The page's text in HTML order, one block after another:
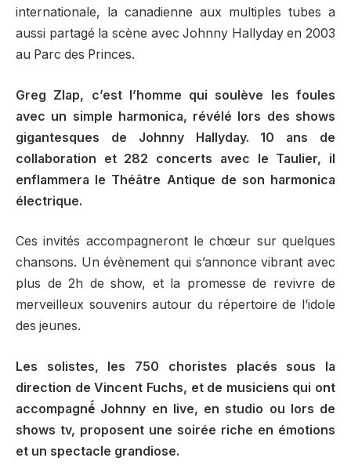
internationale, la canadienne aux multiples tubes a
aussi partagé la scène avec Johnny Hallyday en 2003
au Parc des Princes.
Greg Zlap, c’est l’homme qui soulève les foules
avec un simple harmonica, révélé lors des shows
gigantesques de Johnny Hallyday. 10 ans de
collaboration et 282 concerts avec le Taulier, il
enflammera le Théâtre Antique de son harmonica
électrique.
Ces invités accompagneront le chœur sur quelques
chansons. Un évènement qui s’annonce vibrant avec
plus de 2h de show, et la promesse de revivre de
merveilleux souvenirs autour du répertoire de l’idole
des jeunes.
Les solistes, les 750 choristes placés sous la
direction de Vincent Fuchs, et de musiciens qui ont
accompagné́ Johnny en live, en studio ou lors de
shows tv, proposent une soirée riche en émotions
et un spectacle grandiose.